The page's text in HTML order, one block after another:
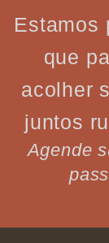
Estamos
que
acolher
juntos
Agende